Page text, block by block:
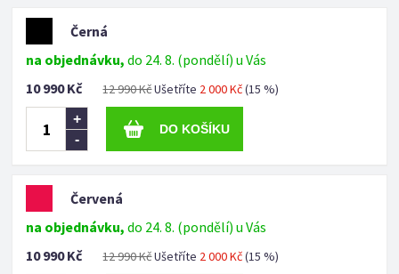
Černá
na objednávku,do 24. 8. (pondělí) u Vás
10 990 Kč
12 990 KčUšetříte 2 000 Kč(15 %)
-
+
Červená
na objednávku,do 24. 8. (pondělí) u Vás
10 990 Kč
12 990 KčUšetříte 2 000 Kč(15 %)